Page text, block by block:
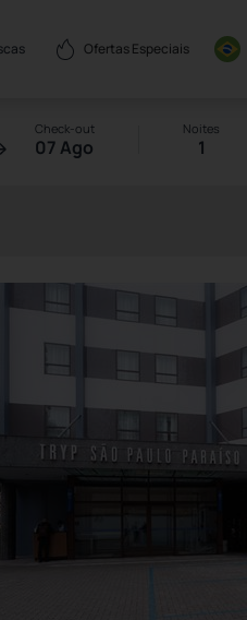
Ofertas Especiais
Check-out
07 Ago
Noites
1